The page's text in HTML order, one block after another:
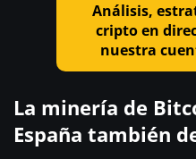
Análisis,
cripto en
nuestra
La minería de
España también